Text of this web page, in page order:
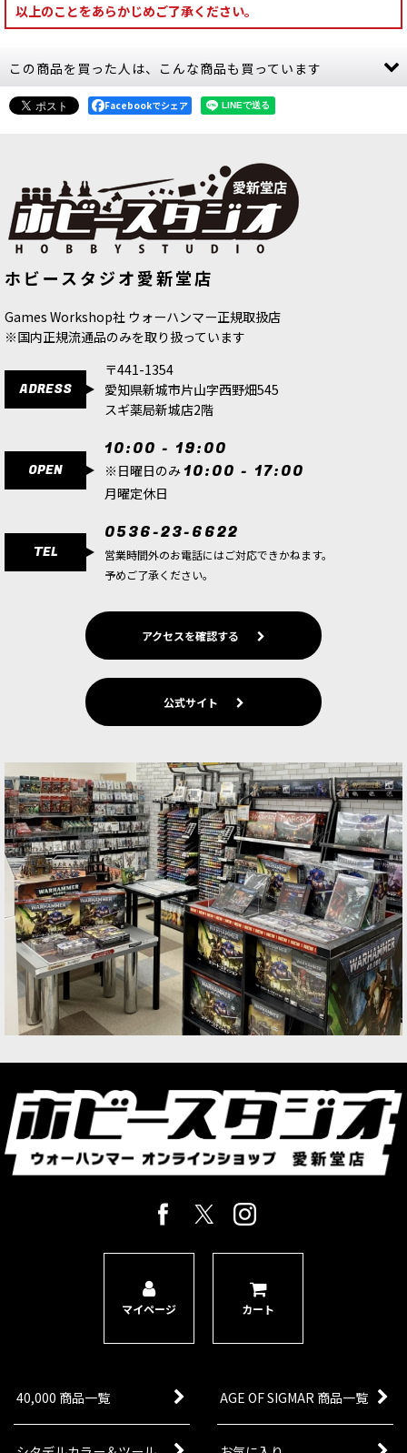
以上のことをあらかじめご了承ください。
この商品を買った人は、こんな商品も買っています
フハウンド[96-31]
[
Facebookでシェア
ホビースタジオ愛新堂店
Games Workshop社 ウォーハンマー正規取扱店
※国内正規流通品のみを取り扱っています
ADRESS
〒441-1354
愛知県新城市片山字西野畑545
スギ薬局新城店2階
OPEN
10:00 - 19:00
※日曜日のみ 10:00 - 17:00
月曜定休日
TEL
0536-23-6622
営業時間外のお電話にはご対応できかねます。
予めご了承ください。
アクセスを確認する
公式サイト
マイページ カート
40,000 商品一覧 AGE OF SIGMAR 商品一覧